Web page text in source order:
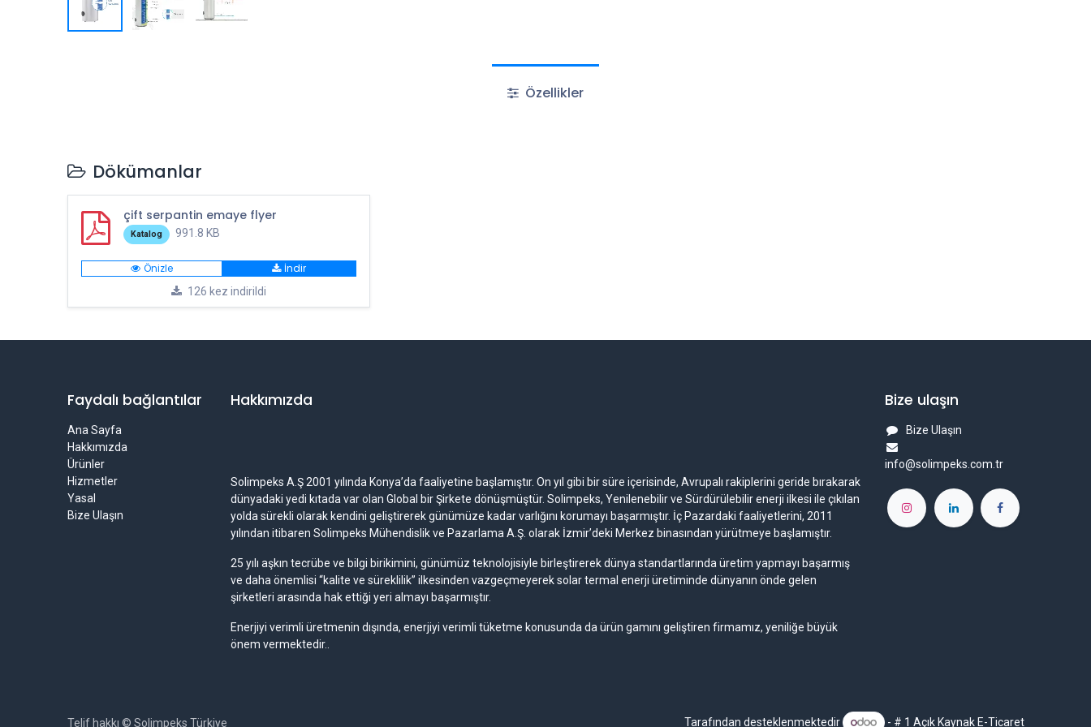
Özellikler
Dökümanlar
çift serpantin emaye flyer
Katalog 991.8 KB
Önizle İndir
126 kez indirildi
Faydalı bağlantılar
Ana Sayfa
Hakkımızda
Ürünler
Hizmetler
Yasal
Bize Ulaşın
Hakkımızda
Solimpeks A.Ş 2001 yılında Konya’da faaliyetine başlamıştır. On yıl gibi bir süre içerisinde, Avrupalı rakiplerini geride bırakarak
dünyadaki yedi kıtada var olan Global bir Şirkete dönüşmüştür. Solimpeks, Yenilenebilir ve Sürdürülebilir enerji ilkesi ile çıkılan
yolda sürekli olarak kendini geliştirerek günümüze kadar varlığını korumayı başarmıştır. İç Pazardaki faaliyetlerini, 2011
yılından itibaren Solimpeks Mühendislik ve Pazarlama A.Ş. olarak İzmir’deki Merkez binasından yürütmeye başlamıştır.
25 yılı aşkın tecrübe ve bilgi birikimini, günümüz teknolojisiyle birleştirerek dünya standartlarında üretim yapmayı başarmış
ve daha önemlisi “kalite ve süreklilik” ilkesinden vazgeçmeyerek solar termal enerji üretiminde dünyanın önde gelen
şirketleri arasında hak ettiği yeri almayı başarmıştır.
Enerjiyi verimli üretmenin dışında, enerjiyi verimli tüketme konusunda da ürün gamını geliştiren firmamız, yeniliğe büyük
önem vermektedir..
Bize ulaşın
Bize Ulaşın
info@solimpeks.com.tr
Telif hakkı © Solimpeks Türkiye Tarafından desteklenmektedir - # 1 Açık Kaynak E-Ticaret